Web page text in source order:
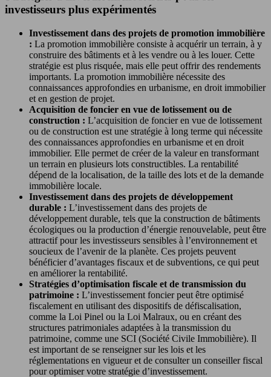
investisseurs plus expérimentés
Investissement dans des projets de promotion immobilière
: La promotion immobilière consiste à acquérir un terrain, à y
construire des bâtiments et à les vendre ou à les louer. Cette
stratégie est plus risquée, mais elle peut offrir des rendements
importants. La promotion immobilière nécessite des
connaissances approfondies en urbanisme, en droit immobilier
et en gestion de projet.
Acquisition de foncier en vue de lotissement ou de
construction : L’acquisition de foncier en vue de lotissement
ou de construction est une stratégie à long terme qui nécessite
des connaissances approfondies en urbanisme et en droit
immobilier. Elle permet de créer de la valeur en transformant
un terrain en plusieurs lots constructibles. La rentabilité
dépend de la localisation, de la taille des lots et de la demande
immobilière locale.
Investissement dans des projets de développement
durable : L’investissement dans des projets de
développement durable, tels que la construction de bâtiments
écologiques ou la production d’énergie renouvelable, peut être
attractif pour les investisseurs sensibles à l’environnement et
soucieux de l’avenir de la planète. Ces projets peuvent
bénéficier d’avantages fiscaux et de subventions, ce qui peut
en améliorer la rentabilité.
Stratégies d’optimisation fiscale et de transmission du
patrimoine : L’investissement foncier peut être optimisé
fiscalement en utilisant des dispositifs de défiscalisation,
comme la Loi Pinel ou la Loi Malraux, ou en créant des
structures patrimoniales adaptées à la transmission du
patrimoine, comme une SCI (Société Civile Immobilière). Il
est important de se renseigner sur les lois et les
réglementations en vigueur et de consulter un conseiller fiscal
pour optimiser votre stratégie d’investissement.